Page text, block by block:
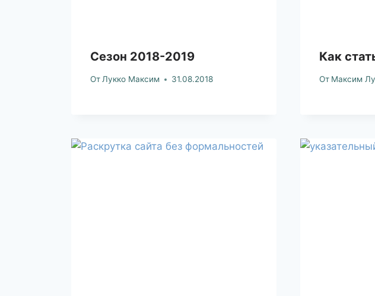
Сезон 2018-2019
ОтЛукко Максим 31.08.2018
Как
От Максим